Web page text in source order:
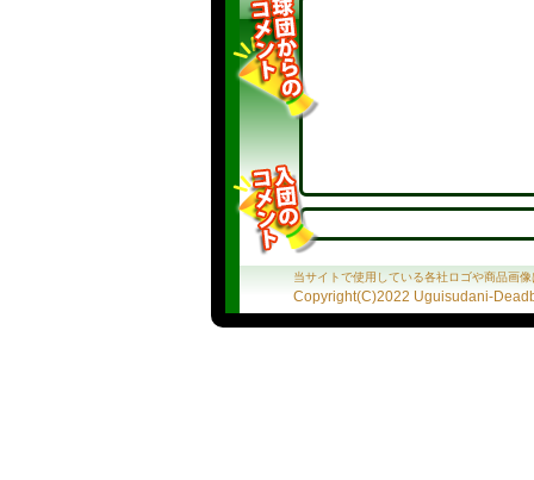
当サイトで使用している各社ロゴや商品画
Copyright(C)2022 Uguisudani-